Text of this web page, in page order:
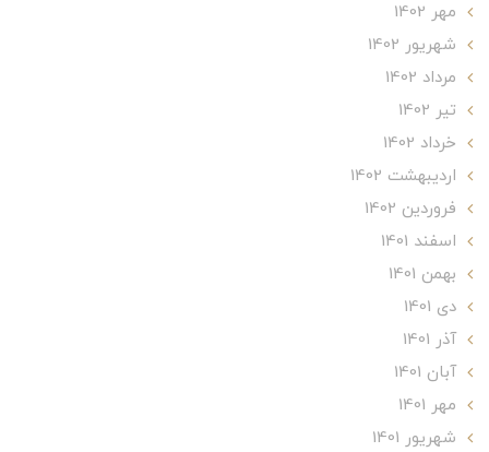
مهر 1402
شهریور 1402
مرداد 1402
تير 1402
خرداد 1402
ارديبهشت 1402
فروردین 1402
اسفند 1401
بهمن 1401
دی 1401
آذر 1401
آبان 1401
مهر 1401
شهریور 1401